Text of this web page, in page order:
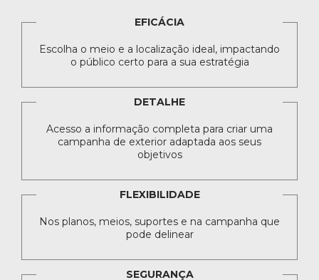
EFICÁCIA
Escolha o meio e a localização ideal, impactando
o público certo para a sua estratégia
DETALHE
Acesso a informação completa para criar uma
campanha de exterior adaptada aos seus
objetivos
FLEXIBILIDADE
Nos planos, meios, suportes e na campanha que
pode delinear
SEGURANÇA